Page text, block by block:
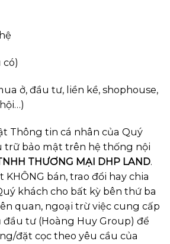
có)
ở, đầu tư, liền kề, shophouse,
Thông tin cá nhân của Quý
trữ bảo mật trên hệ thống nội
THƯƠNG MẠI DHP LAND.
bán, trao đổi hay chia
khách cho bất kỳ bên thứ ba
quan, ngoại trừ việc cung cấp
tư (Hoàng Huy Group) để
đặt cọc theo yêu cầu của